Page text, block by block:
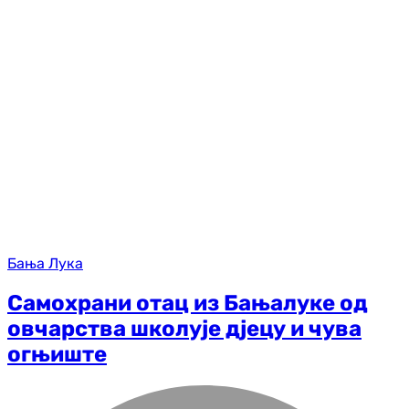
Бања Лука
Самохрани отац из Бањалуке од
овчарства школује дјецу и чува
огњиште